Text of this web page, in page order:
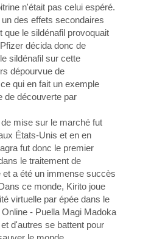
n'était pas celui espéré.
des effets secondaires
que le sildénafil provoquait
décida donc de
sildénafil sur cette
dépourvue de
qui en fait un exemple
de découverte par
mise sur le marché fut
États-Unis et en en
fut donc le premier
le traitement de
et a été un immense succès
ce monde, Kirito joue
virtuelle par épée dans le
- Puella Magi Madoka
d'autres se battent pour